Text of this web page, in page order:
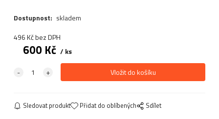
Dostupnost: skladem
496Kčbez DPH
600 Kč ks
Sledovat produkt Přidat do oblíbených Sdílet